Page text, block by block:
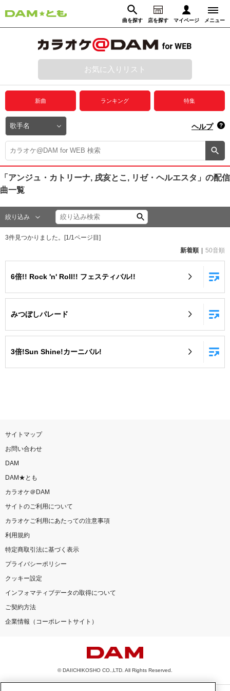
曲を探す 店を探す マイページ メニュー
動画からさがす 録音からさがす
ログイン
プレミアムサービス
DAM★とも動画
DAM★とも録音
カラオケ＠DAM
キャンペーン
DAMの新曲・ランキングなど
カラオケ最新情報をチェック！
自宅でカラオケ歌い放題！
家族や友達と一緒に！練習にも！
お気に入りリスト
新曲 ランキング 特集
ヘルプ
「アンジュ・カトリーナ, 戌亥とこ, リゼ・ヘルエスタ」 の配信
曲一覧
絞り込み
3件見つかりました。[1 /1 ページ目]
新着順
50音順
6倍!! Rock 'n' Roll!! フェスティバル!!
みつぼしパレード
3倍!Sun Shine!カーニバル!
サイトマップ
お問い合わせ
DAM
DAM★とも
カラオケ＠DAM
サイトのご利用について
カラオケご利用にあたっての注意事項
利用規約
特定商取引法に基づく表示
プライバシーポリシー
クッキー設定
インフォマティブデータの取得について
ご契約方法
企業情報（コーポレートサイト）
© DAIICHIKOSHO CO.,LTD. All Rights Reserved.